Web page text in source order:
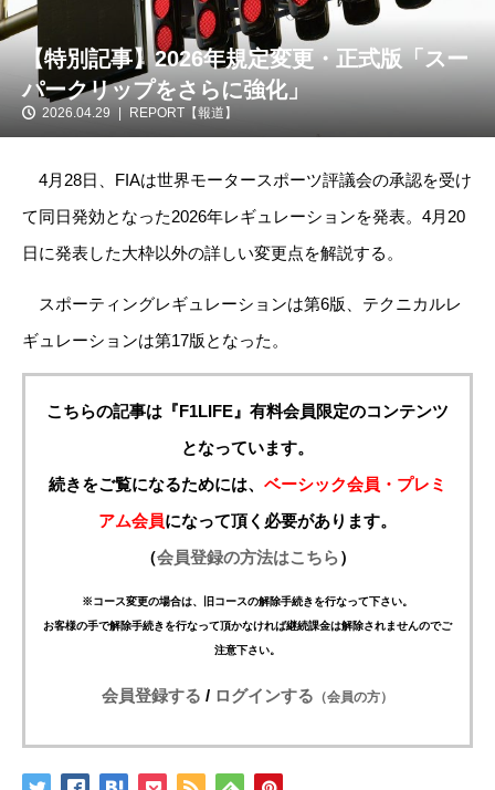
【特別記事】2026年規定変更・正式版「スー
パークリップをさらに強化」
2026.04.29 REPORT【報道】
4月28日、FIAは世界モータースポーツ評議会の承認を受け
て同日発効となった2026年レギュレーションを発表。4月20
日に発表した大枠以外の詳しい変更点を解説する。
スポーティングレギュレーションは第6版、テクニカルレ
ギュレーションは第17版となった。
こちらの記事は『F1LIFE』有料会員限定のコンテンツ
となっています。
続きをご覧になるためには、 ベーシック会員・プレミ
アム会員になって頂く必要があります。
（会員登録の方法はこちら）
※コース変更の場合は、旧コースの解除手続きを行なって下さい。
お客様の手で解除手続きを行なって頂かなければ継続課金は解除されませんのでご
注意下さい。
会員登録する / ログインする （会員の方）